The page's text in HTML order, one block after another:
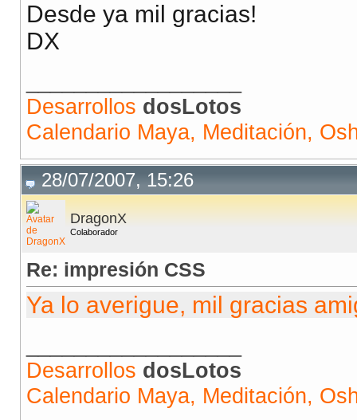
Desde ya mil gracias!
DX
Desarrollos dosLotos
Calendario Maya, Meditación,
28/07/2007, 15:26
DragonX
Colaborador
Re: impresión CSS
Ya lo averigue, mil gracias
Desarrollos dosLotos
Calendario Maya, Meditación,